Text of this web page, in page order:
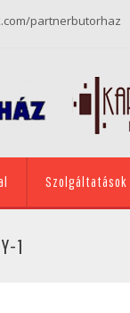
partnerbutorhaz
Szolgáltatások
1